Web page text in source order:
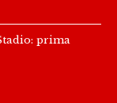
prima